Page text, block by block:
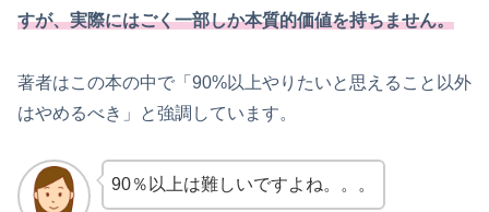
すが、実際にはごく一部しか本質的価値を持ちません。
著者はこの本の中で「90%以上やりたいと思えること以外
はやめるべき」と強調しています。
90％以上は難しいですよね。。。